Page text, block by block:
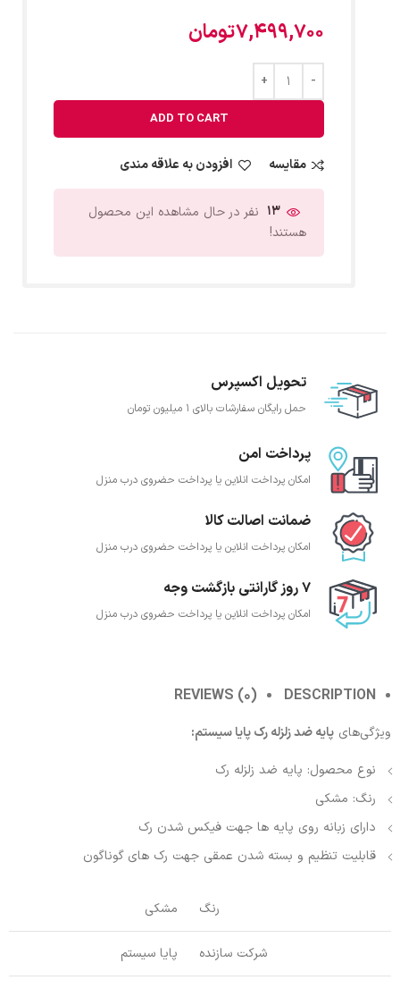
7,499,700تومان
ADD TO CART
مقایسه افزودن به علاقه مندی
13 نفر در حال مشاهده این محصول
هستند!
تحویل اکسپرس
حمل رایگان سفارشات بالای 1 میلیون تومان
پرداخت امن
امکان پرداخت انلاین یا پرداخت حضروی درب منزل
ضمانت اصالت کالا
امکان پرداخت انلاین یا پرداخت حضروی درب منزل
7 روز گارانتی بازگشت وجه
امکان پرداخت انلاین یا پرداخت حضروی درب منزل
DESCRIPTION
REVIEWS (0)
ویژگی‌های پایه ضد زلزله رک پایا سیستم:
نوع محصول: پایه ضد زلزله رک
رنگ: مشکی
دارای زبانه روی پایه ها جهت فیکس شدن رک
قابلیت تنظیم و بسته شدن عمقی جهت رک های گوناگون
رنگ مشکی
شرکت سازنده پایا سیستم